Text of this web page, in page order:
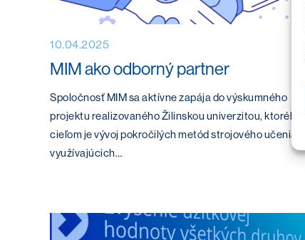
10.04.2025
MIM ako odborný partner
Spoločnosť MIM sa aktívne zapája do výskumného
projektu realizovaného Žilinskou univerzitou, ktorého
cieľom je vývoj pokročilých metód strojového učenia
využívajúcich…